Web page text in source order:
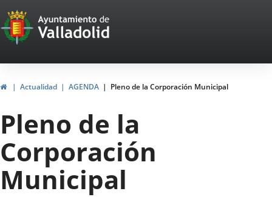
Portal
Web
del
Ayuntamiento
de
Valladolid
InicioActualidad AGENDA Pleno de la Corporación Municipal
Pleno de la
Corporación
Municipal